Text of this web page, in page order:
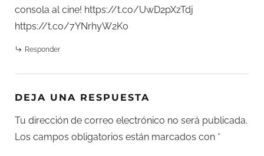
consola al cine! https://t.co/UwD2pXzTdj
https://t.co/7YNrhyW2K0
Responder
DEJA UNA RESPUESTA
Tu dirección de correo electrónico no será publicada.
Los campos obligatorios están marcados con *